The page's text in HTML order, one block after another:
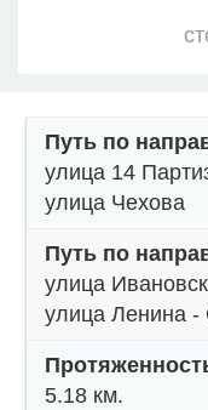
Путь по
улица 14
улица Чехова
Путь по
улица
улица Ленина -
5.18 км.